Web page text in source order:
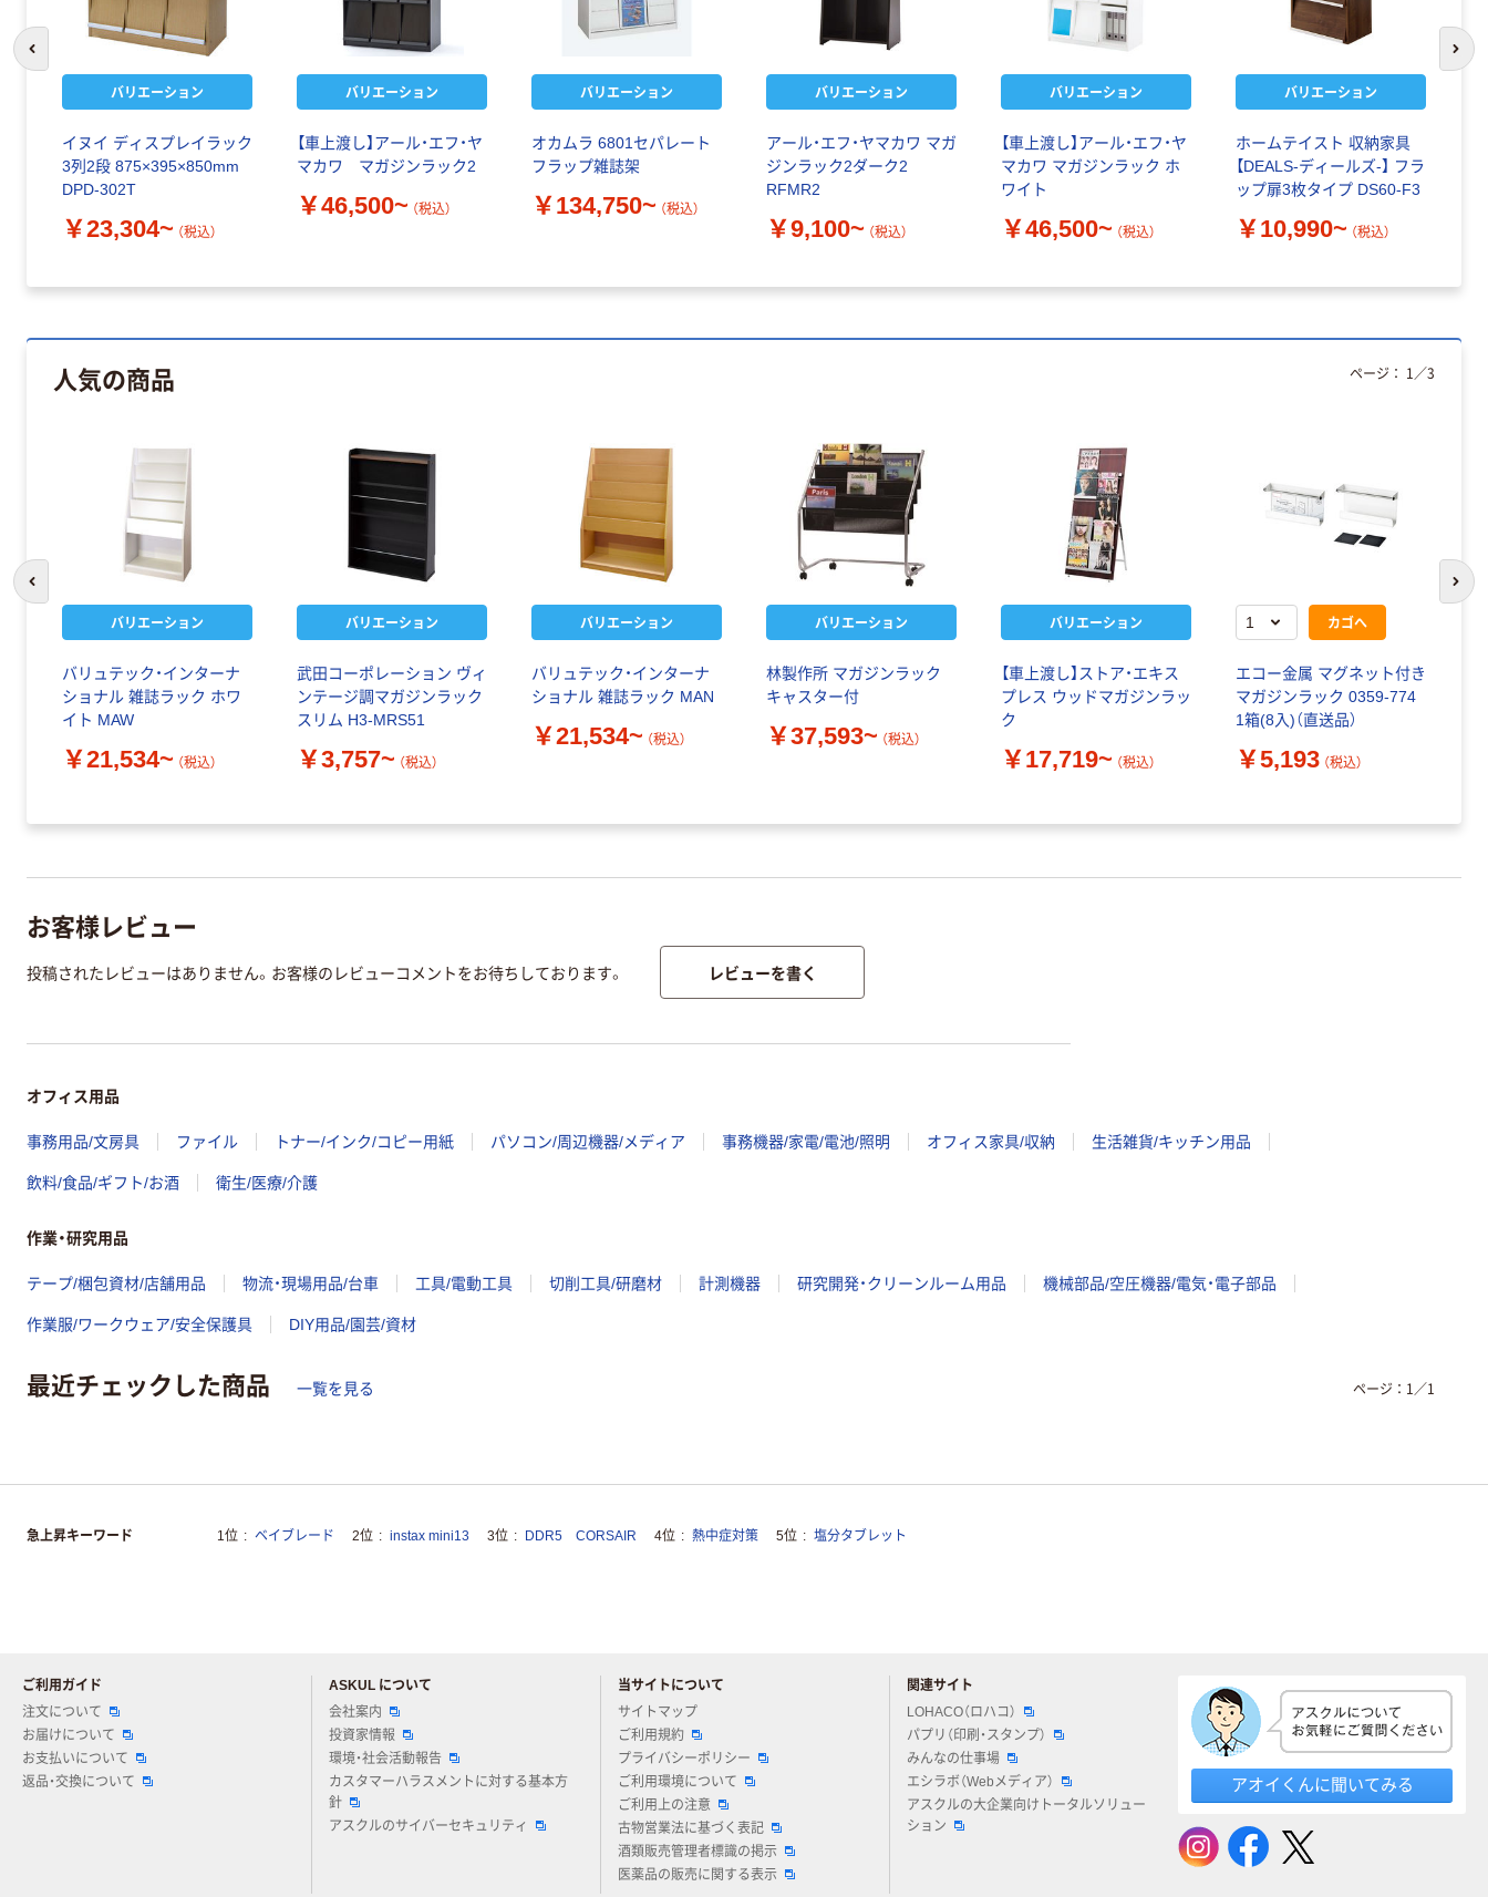
バリエーション
イヌイ ディスプレイラック
3列2段 875×395×850mm
DPD-302T
￥23,304~ （税込）
バリエーション
【車上渡し】アール・エフ・ヤ
マカワ マガジンラック2
￥46,500~ （税込）
バリエーション
オカムラ 6801セパレート
フラップ雑誌架
￥134,750~ （税込）
バリエーション
アール・エフ・ヤマカワ マガ
ジンラック2ダーク2
RFMR2
￥9,100~ （税込）
バリエーション
【車上渡し】アール・エフ・ヤ
マカワ マガジンラック ホ
ワイト
￥46,500~ （税込）
バリエーション
ホームテイスト 収納家具
【DEALS-ディールズ-】 フラ
ップ扉3枚タイプ DS60-F3
￥10,990~ （税込）
前のスライドへ 次
人気の商品
バリエーション
バリュテック・インターナ
ショナル 雑誌ラック ホワ
イト MAW
￥21,534~ （税込）
バリエーション
武田コーポレーション ヴィ
ンテージ調マガジンラック
スリム H3-MRS51
￥3,757~ （税込）
バリエーション
バリュテック・インターナ
ショナル 雑誌ラック MAN
￥21,534~ （税込）
バリエーション
林製作所 マガジンラック
キャスター付
￥37,593~ （税込）
バリエーション
【車上渡し】ストア・エキス
プレス ウッドマガジンラッ
ク
￥17,719~ （税込）
カゴへ
エコー金属 マグネット付き
マガジンラック 0359-774
1箱(8入)（直送品）
￥5,193 （税込）
ページ： 1 ／3
次
お客様レビュー
投稿されたレビューはありません。お客様のレビューコメントをお待ちしております。 レビューを書く
オフィス用品
事務用品/文房具 ファイル トナー/インク/コピー用紙 パソコン/周辺機器/メディア 事務機器/家電/電池/照明 オフィス家具/収納 生活雑貨/キッチン用品
飲料/食品/ギフト/お酒 衛生/医療/介護
作業・研究用品
テープ/梱包資材/店舗用品 物流・現場用品/台車 工具/電動工具 切削工具/研磨材 計測機器 研究開発・クリーンルーム用品 機械部品/空圧機器/電気・電子部品
作業服/ワークウェア/安全保護具 DIY用品/園芸/資材
最近チェックした商品 一覧を見る ページ： 1 ／1
急上昇キーワード 1位 ベイブレード 2位 instax mini13 3位 DDR5 CORSAIR 4位 熱中症対策 5位 塩分タブレット
ご利用ガイド
注文について
お届けについて
お支払いについて
返品・交換について
ASKUL について
会社案内
投資家情報
環境・社会活動報告
カスタマーハラスメントに対する基本方
針
アスクルのサイバーセキュリティ
当サイトについて
サイトマップ
ご利用規約
プライバシーポリシー
ご利用環境について
ご利用上の注意
古物営業法に基づく表記
酒類販売管理者標識の掲示
医薬品の販売に関する表示
関連サイト
LOHACO（ロハコ）
パプリ（印刷・スタンプ）
みんなの仕事場
エシラボ（Webメディア）
アスクルの大企業向けトータルソリュー
ション
アオイくんに聞いてみる